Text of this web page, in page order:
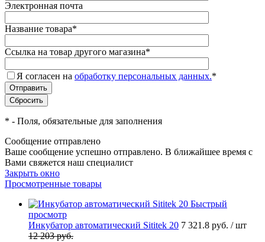
Электронная почта
Название товара*
Ссылка на товар другого магазина*
Я согласен на обработку персональных данных.*
* - Поля, обязательные для заполнения
Сообщение отправлено
Ваше сообщение успешно отправлено. В ближайшее время с
Вами свяжется наш специалист
Закрыть окно
Просмотренные товары
Быстрый
просмотр
Инкубатор автоматический Sititek 20 7 321.8 руб. / шт
12 203руб.